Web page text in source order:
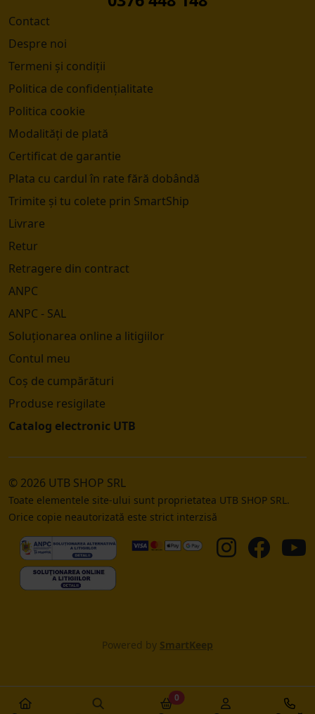
Contact
Despre noi
Termeni și condiții
Politica de confidențialitate
Politica cookie
Modalități de plată
Certificat de garantie
Plata cu cardul în rate fără dobândă
Trimite și tu colete prin SmartShip
Livrare
Retur
Retragere din contract
ANPC
ANPC - SAL
Soluționarea online a litigiilor
Contul meu
Coș de cumpărături
Produse resigilate
Catalog electronic UTB
© 2026 UTB SHOP SRL
Toate elementele site-ului sunt proprietatea UTB SHOP SRL.
Orice copie neautorizată este strict interzisă
Powered by SmartKeep
0